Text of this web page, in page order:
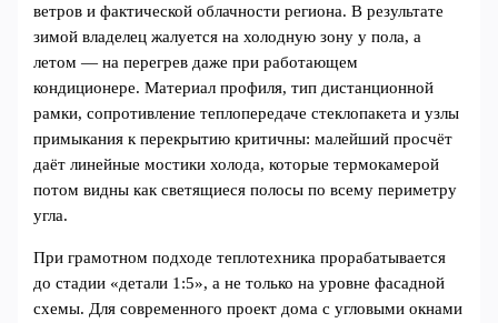
ветров и фактической облачности региона. В результате
зимой владелец жалуется на холодную зону у пола, а
летом — на перегрев даже при работающем
кондиционере. Материал профиля, тип дистанционной
рамки, сопротивление теплопередаче стеклопакета и узлы
примыкания к перекрытию критичны: малейший просчёт
даёт линейные мостики холода, которые термокамерой
потом видны как светящиеся полосы по всему периметру
угла.
При грамотном подходе теплотехника прорабатывается
до стадии «детали 1:5», а не только на уровне фасадной
схемы. Для современного проект дома с угловыми окнами